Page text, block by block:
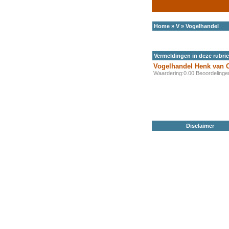
Home » V » Vogelhandel
Vermeldingen in deze
Vogelhandel Henk van
Waardering:0.00
Disclaimer